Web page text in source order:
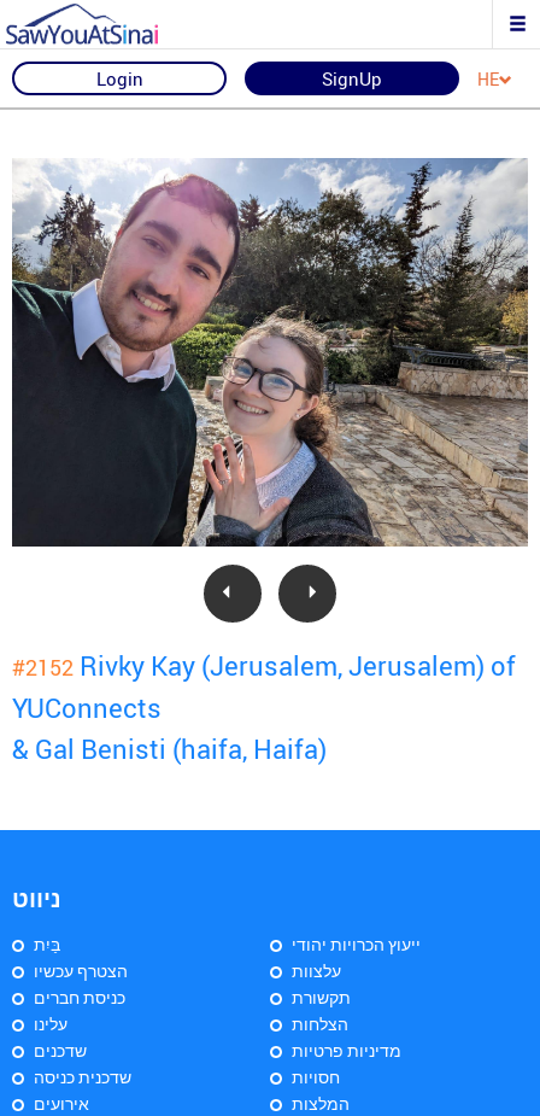
Login SignUp HE
#2152 Rivky Kay (Jerusalem, Jerusalem) of
YUConnects
& Gal Benisti (haifa, Haifa)
ניווט
בַּיִת
הצטרף עכשיו
כניסת חברים
עלינו
שדכנים
שדכנית כניסה
אירועים
ייעוץ הכרויות יהודי
עלצוות
תקשורת
הצלחות
מדיניות פרטיות
חסויות
המלצות